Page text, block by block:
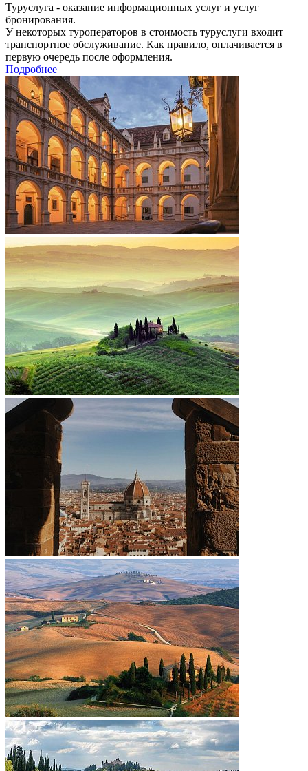
Туруслуга - оказание информационных услуг и услуг
бронирования.
У некоторых туроператоров в стоимость туруслуги входит
транспортное обслуживание. Как правило, оплачивается в
первую очередь после оформления.
Подробнее